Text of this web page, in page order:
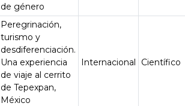
de género
Peregrinación,
turismo y
desdiferenciación.
Una experiencia
de viaje al cerrito
de Tepexpan,
México
Internacional Científico